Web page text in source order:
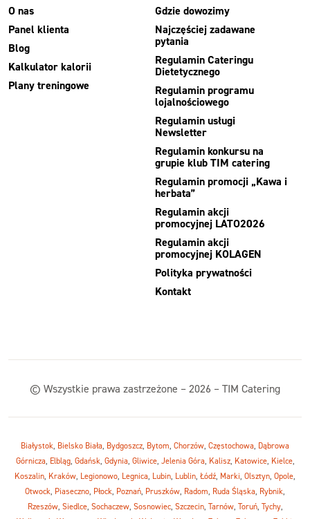
O nas
Panel klienta
Blog
Kalkulator kalorii
Plany treningowe
Gdzie dowozimy
Najczęściej zadawane
pytania
Regulamin Cateringu
Dietetycznego
Regulamin programu
lojalnościowego
Regulamin usługi
Newsletter
Regulamin konkursu na
grupie klub TIM catering
Regulamin promocji „Kawa i
herbata”
Regulamin akcji
promocyjnej LATO2026
Regulamin akcji
promocyjnej KOLAGEN
Polityka prywatności
Kontakt
© Wszystkie prawa zastrzeżone – 2026 – TIM Catering
Białystok, Bielsko Biała, Bydgoszcz, Bytom, Chorzów, Częstochowa, Dąbrowa
Górnicza, Elbląg, Gdańsk, Gdynia, Gliwice, Jelenia Góra, Kalisz, Katowice, Kielce,
Koszalin, Kraków, Legionowo, Legnica, Lubin, Lublin, Łódź, Marki, Olsztyn, Opole,
Otwock, Piaseczno, Płock, Poznań, Pruszków, Radom, Ruda Śląska, Rybnik,
Rzeszów, Siedlce, Sochaczew, Sosnowiec, Szczecin, Tarnów, Toruń, Tychy,